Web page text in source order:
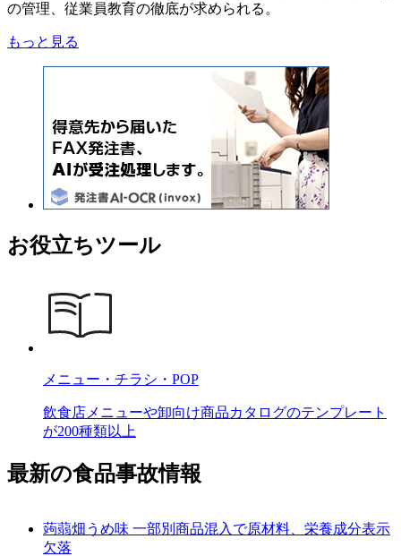
の管理、従業員教育の徹底が求められる。
もっと見る
お役立ちツール
メニュー・チラシ・POP
飲食店メニューや卸向け商品カタログのテンプレート
が200種類以上
最新の食品事故情報
蒟蒻畑うめ味 一部別商品混入で原材料、栄養成分表示
欠落